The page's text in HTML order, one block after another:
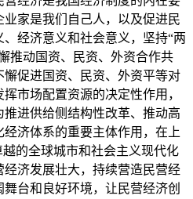
家是我们自己人，以及促进民
经济意义和社会意义，坚持“两
推动国资、民资、外资合作共
懈促进国资、民资、外资平等对
市场配置资源的决定性作用，
进供给侧结构性改革、推动高
济体系的重要主体作用，在上
越的全球城市和社会主义现代化
经济发展壮大，持续营造民营经
台和良好环境，让民营经济创